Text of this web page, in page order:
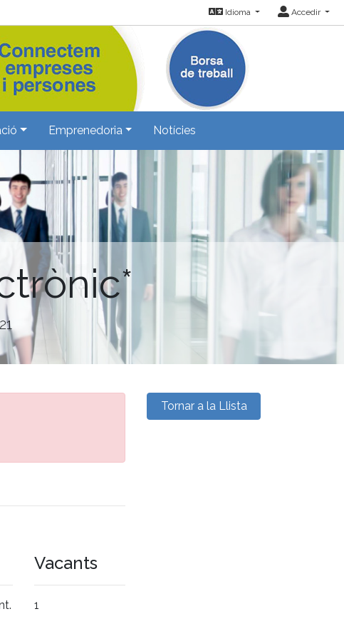
Idioma Accedir
Emprenedoria Notícies
Vacants
1
Tornar a la Llista